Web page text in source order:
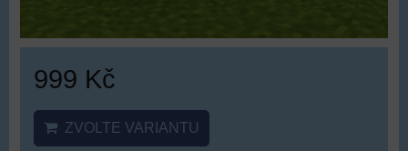
999 Kč
ZVOLTE VARIANTU